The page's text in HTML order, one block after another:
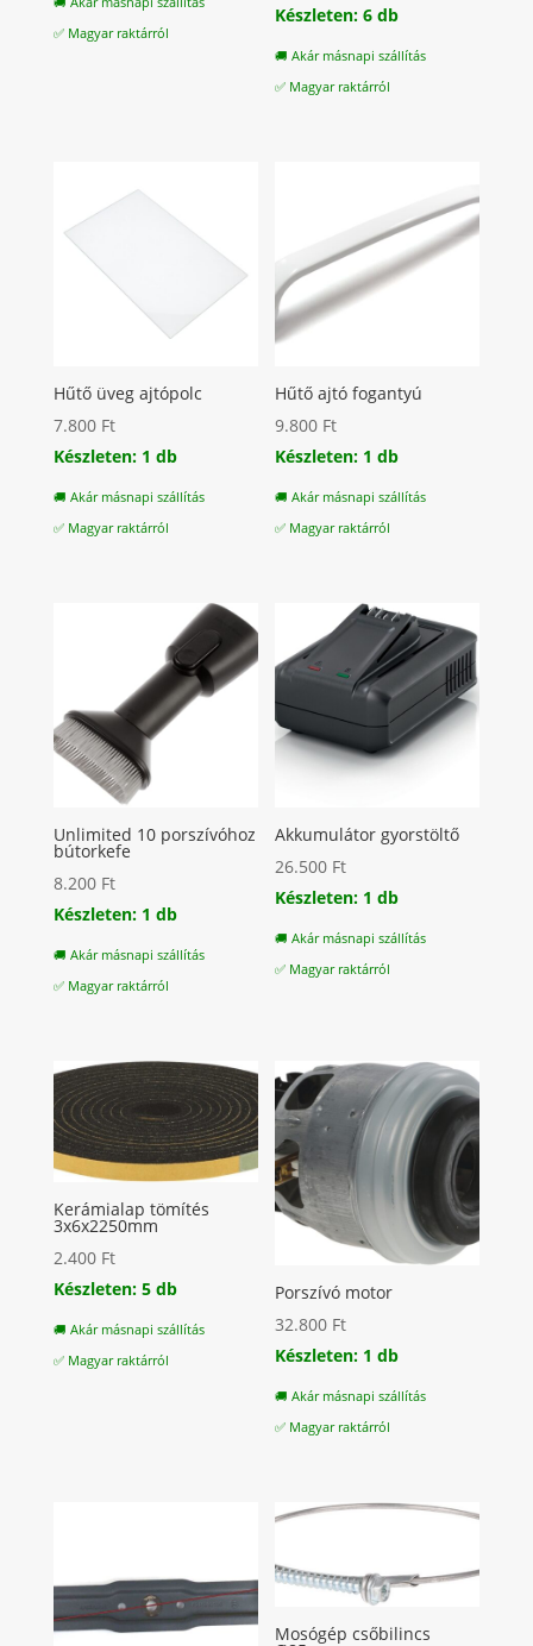
✅ Magyar raktárról
Készleten: 6 db
🚚 Akár másnapi szállítás
✅ Magyar raktárról
Hűtő üveg ajtópolc
7.800 Ft
Készleten: 1 db
🚚 Akár másnapi szállítás
✅ Magyar raktárról
Hűtő ajtó fogantyú
9.800 Ft
Készleten: 1 db
🚚 Akár másnapi szállítás
✅ Magyar raktárról
Unlimited 10 porszívóhoz
bútorkefe
8.200 Ft
Készleten: 1 db
🚚 Akár másnapi szállítás
✅ Magyar raktárról
Akkumulátor gyorstöltő
26.500 Ft
Készleten: 1 db
🚚 Akár másnapi szállítás
✅ Magyar raktárról
Kerámialap tömítés
3x6x2250mm
2.400 Ft
Készleten: 5 db
🚚 Akár másnapi szállítás
✅ Magyar raktárról
Porszívó motor
32.800 Ft
Készleten: 1 db
🚚 Akár másnapi szállítás
✅ Magyar raktárról
Mosógép csőbilincs